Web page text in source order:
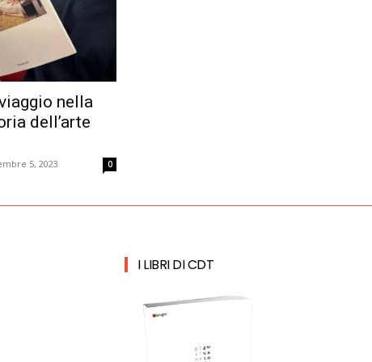
nella
dell’arte
5, 2023 0
I LIBRI DI CDT